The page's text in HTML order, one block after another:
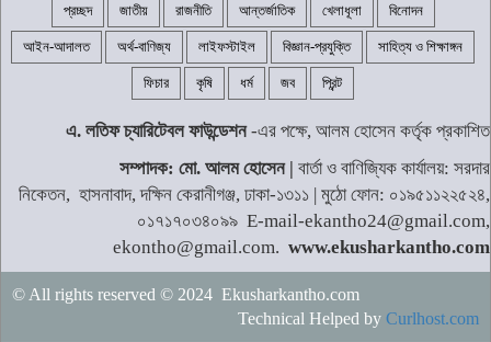
প্রচ্ছদ জাতীয় রাজনীতি আন্তর্জাতিক খেলাধূলা বিনোদন
আইন-আদালত অর্থ-বাণিজ্য লাইফস্টাইল বিজ্ঞান-প্রযুক্তি সাহিত্য ও শিক্ষাঙ্গন
ফিচার কৃষি ধর্ম জব প্রিন্ট
এ. লতিফ চ্যারিটেবল ফাউন্ডেশন-এর পক্ষে, আলম হোসেন কর্তৃক প্রকাশিত
সম্পাদক: মো. আলম হোসেন | বার্তা ও বাণিজ্যিক কার্যালয়: সরদার
নিকেতন, হাসনাবাদ, দক্ষিন কেরানীগঞ্জ, ঢাকা-১৩১১ | মুঠো ফোন: ০১৯৫১১২২৫২৪,
০১৭১৭০৩৪০৯৯ E-mail-ekantho24@gmail.com,
ekontho@gmail.com. www.ekusharkantho.com
© All rights reserved © 2024 Ekusharkantho.com
Technical Helped by Curlhost.com